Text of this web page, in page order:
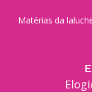
Matérias da